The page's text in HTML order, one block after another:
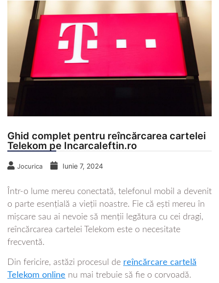
Ghid complet pentru reîncărcarea cartelei
Telekom pe IncarcaIeftin.ro
Jocurica Iunie 7, 2024
Într-o lume mereu conectată, telefonul mobil a devenit
o parte esențială a vieții noastre. Fie că ești mereu în
mișcare sau ai nevoie să menții legătura cu cei dragi,
reîncărcarea cartelei Telekom este o necesitate
frecventă.
Din fericire, astăzi procesul de reîncărcare cartelă
Telekom online nu mai trebuie să fie o corvoadă.